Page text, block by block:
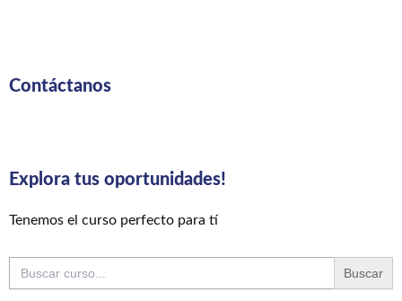
Contáctanos
Explora tus oportunidades!
Tenemos el curso perfecto para tí
Buscar: